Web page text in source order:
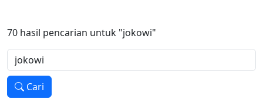
70 hasil pencarian untuk "jokowi"
Cari